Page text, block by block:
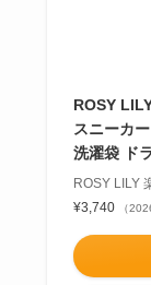
ROSY
スニーカ
洗濯袋 ド
ROSY LILY
¥3,740
（